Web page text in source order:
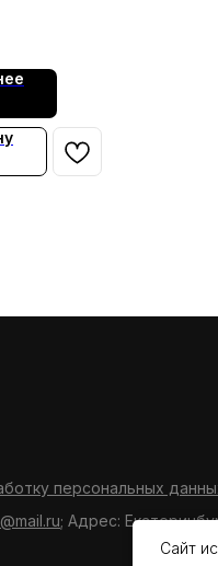
персональных
; Адрес:
Сайт